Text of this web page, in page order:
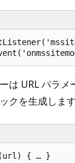
は URL パラメ
クを生成します